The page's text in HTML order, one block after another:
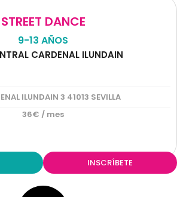
STREET DANCE
9-13 AÑOS
CARDENAL ILUNDAIN
ILUNDAIN 3 41013 SEVILLA
36€ / mes
INSCRÍBETE